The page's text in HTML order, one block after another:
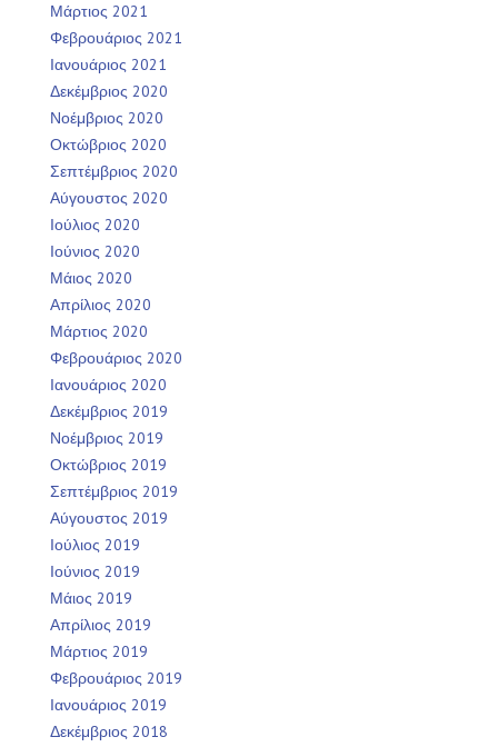
Μάρτιος 2021
Φεβρουάριος 2021
Ιανουάριος 2021
Δεκέμβριος 2020
Νοέμβριος 2020
Οκτώβριος 2020
Σεπτέμβριος 2020
Αύγουστος 2020
Ιούλιος 2020
Ιούνιος 2020
Μάιος 2020
Απρίλιος 2020
Μάρτιος 2020
Φεβρουάριος 2020
Ιανουάριος 2020
Δεκέμβριος 2019
Νοέμβριος 2019
Οκτώβριος 2019
Σεπτέμβριος 2019
Αύγουστος 2019
Ιούλιος 2019
Ιούνιος 2019
Μάιος 2019
Απρίλιος 2019
Μάρτιος 2019
Φεβρουάριος 2019
Ιανουάριος 2019
Δεκέμβριος 2018